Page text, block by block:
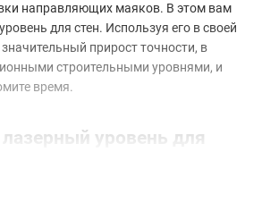
направляющих маяков. В этом вам
для стен. Используя его в своей
прирост точности, в
строительными уровнями, и
время.
уровень для